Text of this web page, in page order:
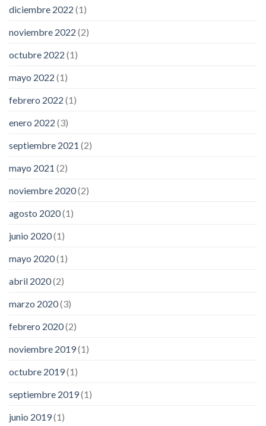
diciembre 2022 (1)
noviembre 2022 (2)
octubre 2022 (1)
mayo 2022 (1)
febrero 2022 (1)
enero 2022 (3)
septiembre 2021 (2)
mayo 2021 (2)
noviembre 2020(2)
agosto 2020(1)
junio 2020(1)
mayo 2020(1)
abril 2020(2)
marzo 2020(3)
febrero 2020(2)
noviembre 2019(1)
octubre 2019(1)
septiembre 2019(1)
junio 2019(1)